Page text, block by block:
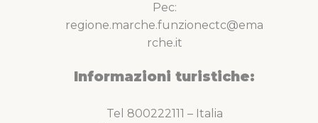
Pec:
regione.marche.funzionectc@ema
rche.it
Informazioni turistiche:
Tel 800222111 – Italia